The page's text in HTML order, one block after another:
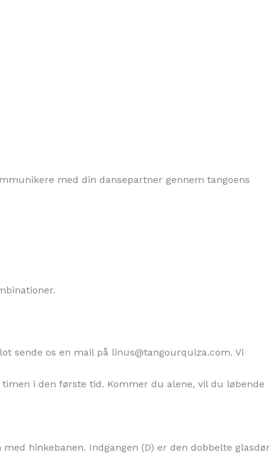
med din dansepartner gennem tangoens
sende os en mail på linus@tangourquiza.com. Vi
i den første tid. Kommer du alene, vil du løbende
hinkebanen. Indgangen (D) er den dobbelte glasdør